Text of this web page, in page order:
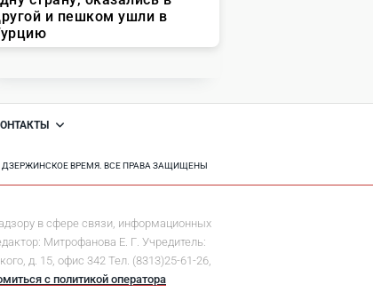
ДЗЕРЖИНСКОЕ ВРЕМЯ. ВСЕ ПРАВА ЗАЩИЩЕНЫ
в сфере связи, информационных
Митрофанова Е. Г. Учредитель:
д. 15, офис 342 Тел. (8313)25-61-26,
с политикой оператора